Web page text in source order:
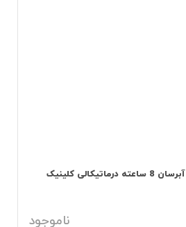
آبرسان 8 ساعته درماتیکالی کلینیک
ناموجود